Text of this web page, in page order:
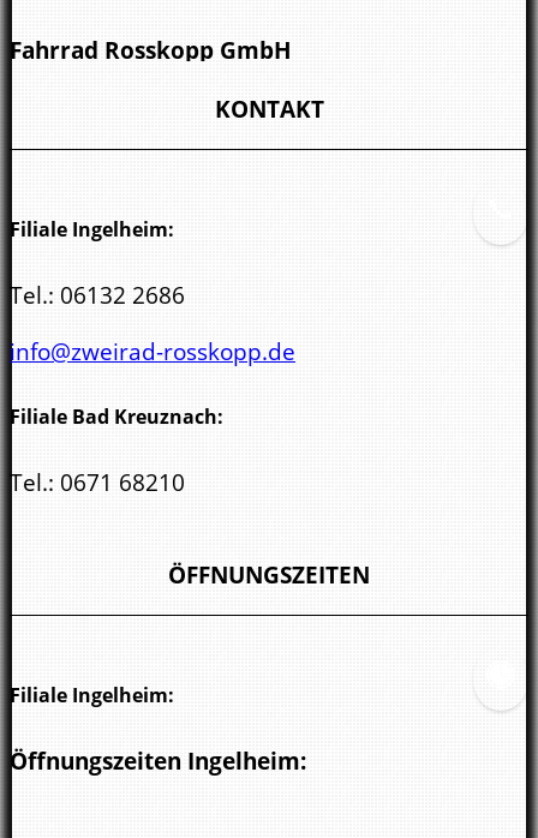
Fahrrad Rosskopp GmbH
KONTAKT
Filiale Ingelheim:
Tel.: 06132 2686
info@zweirad-rosskopp.de
Filiale Bad Kreuznach:
Tel.: 0671 68210
ÖFFNUNGSZEITEN
Filiale Ingelheim:
Öffnungszeiten Ingelheim: